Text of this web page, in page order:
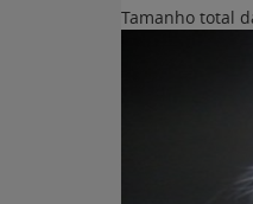
Tamanho total